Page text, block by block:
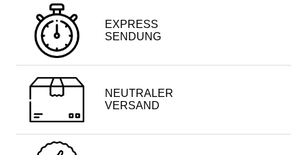
EXPRESS
SENDUNG
NEUTRALER
VERSAND